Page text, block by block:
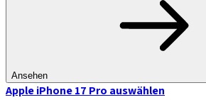
Ansehen
Apple iPhone 17 Pro auswählen